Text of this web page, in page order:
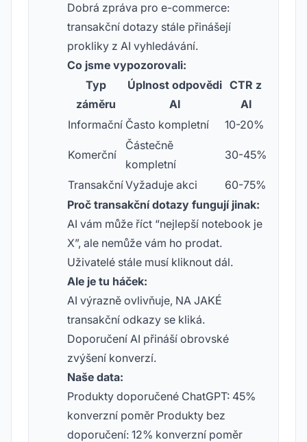
Dobrá zpráva pro e-commerce:
transakční dotazy stále přinášejí
prokliky z AI vyhledávání.
Co jsme vypozorovali:
Typ
záměru
Úplnost odpovědi
AI
CTR z
AI
Informační Často kompletní 10-20%
Komerční
Částečně
kompletní
30-45%
TransakčníVyžaduje akci
60-75%
Proč transakční dotazy fungují jinak:
AI vám může říct “nejlepší notebook je
X”, ale nemůže vám ho prodat.
Uživatelé stále musí kliknout dál.
Ale je tu háček:
AI výrazně ovlivňuje, NA JAKÉ
transakční odkazy se kliká.
Doporučení AI přináší obrovské
zvýšení konverzí.
Naše data:
Produkty doporučené ChatGPT: 45%
konverzní poměr Produkty bez
doporučení: 12% konverzní poměr